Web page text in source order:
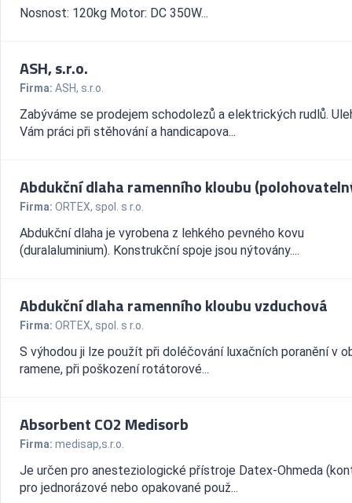
Nosnost: 120kg Motor: DC 350W...
ASH, s.r.o.
Firma: ASH, s.r.o.
Zabýváme se prodejem schodolezů a elektrických rudlů.
Vám práci při stěhování a handicapova...
Abdukční dlaha ramenního kloubu
Firma: ORTEX, spol. s r.o.
Abdukční dlaha je vyrobena z lehkého pevného kovu
(duralaluminium). Konstrukční spoje jsou nýtovány....
Abdukční dlaha ramenního kloubu vzduchová
Firma: ORTEX, spol. s r.o.
S výhodou ji lze použít při doléčování luxačních poranění v
ramene, při poškození rotátorové...
Absorbent CO2 Medisorb
Firma: medisap,s.r.o.
Je určen pro anesteziologické přístroje Datex-Ohmeda
pro jednorázové nebo opakované použ...